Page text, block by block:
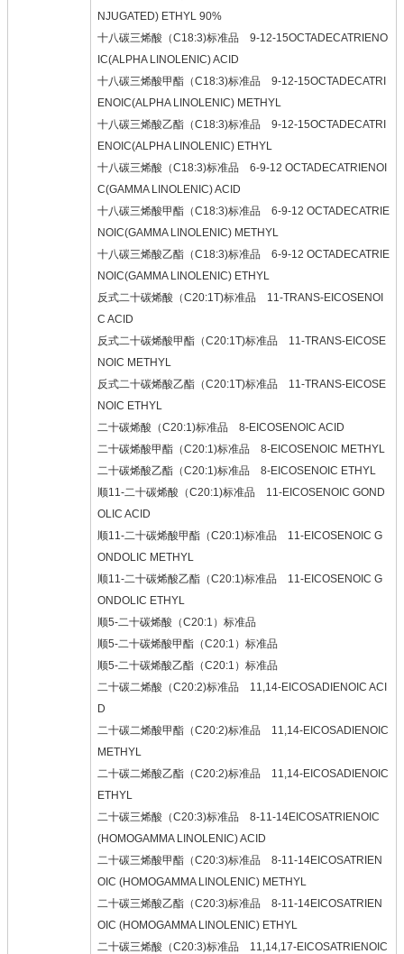
NJUGATED) ETHYL 90%
十八碳三烯酸（C18:3)标准品 9-12-15OCTADECATRIENO
IC(ALPHA LINOLENIC) ACID
十八碳三烯酸甲酯（C18:3)标准品 9-12-15OCTADECATRI
ENOIC(ALPHA LINOLENIC) METHYL
十八碳三烯酸乙酯（C18:3)标准品 9-12-15OCTADECATRI
ENOIC(ALPHA LINOLENIC) ETHYL
十八碳三烯酸（C18:3)标准品 6-9-12 OCTADECATRIENOI
C(GAMMA LINOLENIC) ACID
十八碳三烯酸甲酯（C18:3)标准品 6-9-12 OCTADECATRIE
NOIC(GAMMA LINOLENIC) METHYL
十八碳三烯酸乙酯（C18:3)标准品 6-9-12 OCTADECATRIE
NOIC(GAMMA LINOLENIC) ETHYL
反式二十碳烯酸（C20:1T)标准品 11-TRANS-EICOSENOI
C ACID
反式二十碳烯酸甲酯（C20:1T)标准品 11-TRANS-EICOSE
NOIC METHYL
反式二十碳烯酸乙酯（C20:1T)标准品 11-TRANS-EICOSE
NOIC ETHYL
二十碳烯酸（C20:1)标准品 8-EICOSENOIC ACID
二十碳烯酸甲酯（C20:1)标准品 8-EICOSENOIC METHYL
二十碳烯酸乙酯（C20:1)标准品 8-EICOSENOIC ETHYL
顺11-二十碳烯酸（C20:1)标准品 11-EICOSENOIC GOND
OLIC ACID
顺11-二十碳烯酸甲酯（C20:1)标准品 11-EICOSENOIC G
ONDOLIC METHYL
顺11-二十碳烯酸乙酯（C20:1)标准品 11-EICOSENOIC G
ONDOLIC ETHYL
顺5-二十碳烯酸（C20:1）标准品
顺5-二十碳烯酸甲酯（C20:1）标准品
顺5-二十碳烯酸乙酯（C20:1）标准品
二十碳二烯酸（C20:2)标准品 11,14-EICOSADIENOIC ACI
D
二十碳二烯酸甲酯（C20:2)标准品 11,14-EICOSADIENOIC
METHYL
二十碳二烯酸乙酯（C20:2)标准品 11,14-EICOSADIENOIC
ETHYL
二十碳三烯酸（C20:3)标准品 8-11-14EICOSATRIENOIC
(HOMOGAMMA LINOLENIC) ACID
二十碳三烯酸甲酯（C20:3)标准品 8-11-14EICOSATRIEN
OIC (HOMOGAMMA LINOLENIC) METHYL
二十碳三烯酸乙酯（C20:3)标准品 8-11-14EICOSATRIEN
OIC (HOMOGAMMA LINOLENIC) ETHYL
二十碳三烯酸（C20:3)标准品 11,14,17-EICOSATRIENOIC